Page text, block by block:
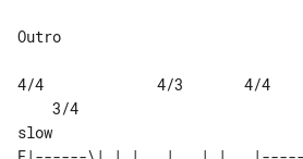
Outro
4/4             4/3